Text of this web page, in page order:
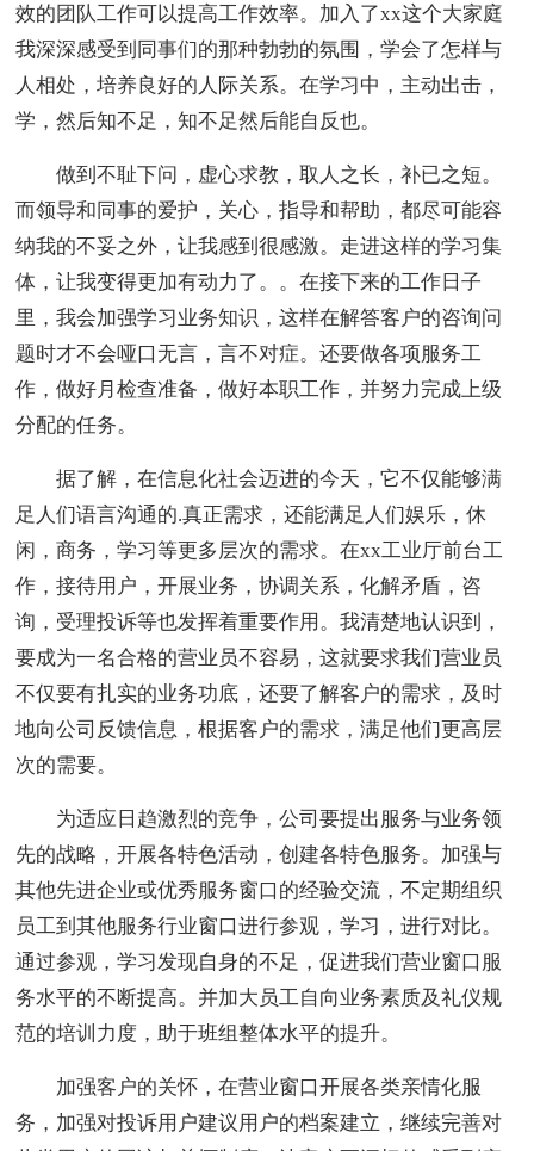
效的团队工作可以提高工作效率。加入了xx这个大家庭
我深深感受到同事们的那种勃勃的氛围，学会了怎样与
人相处，培养良好的人际关系。在学习中，主动出击，
学，然后知不足，知不足然后能自反也。
做到不耻下问，虚心求教，取人之长，补已之短。
而领导和同事的爱护，关心，指导和帮助，都尽可能容
纳我的不妥之外，让我感到很感激。走进这样的学习集
体，让我变得更加有动力了。。在接下来的工作日子
里，我会加强学习业务知识，这样在解答客户的咨询问
题时才不会哑口无言，言不对症。还要做各项服务工
作，做好月检查准备，做好本职工作，并努力完成上级
分配的任务。
据了解，在信息化社会迈进的今天，它不仅能够满
足人们语言沟通的.真正需求，还能满足人们娱乐，休
闲，商务，学习等更多层次的需求。在xx工业厅前台工
作，接待用户，开展业务，协调关系，化解矛盾，咨
询，受理投诉等也发挥着重要作用。我清楚地认识到，
要成为一名合格的营业员不容易，这就要求我们营业员
不仅要有扎实的业务功底，还要了解客户的需求，及时
地向公司反馈信息，根据客户的需求，满足他们更高层
次的需要。
为适应日趋激烈的竞争，公司要提出服务与业务领
先的战略，开展各特色活动，创建各特色服务。加强与
其他先进企业或优秀服务窗口的经验交流，不定期组织
员工到其他服务行业窗口进行参观，学习，进行对比。
通过参观，学习发现自身的不足，促进我们营业窗口服
务水平的不断提高。并加大员工自向业务素质及礼仪规
范的培训力度，助于班组整体水平的提升。
加强客户的关怀，在营业窗口开展各类亲情化服
务，加强对投诉用户建议用户的档案建立，继续完善对